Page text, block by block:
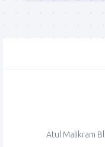
Atul Malikram